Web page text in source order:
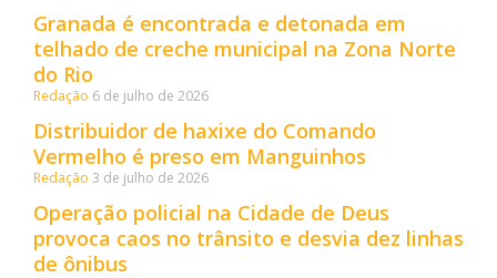
Granada é encontrada e detonada em
telhado de creche municipal na Zona Norte
do Rio
Redação 6 de julho de 2026
Distribuidor de haxixe do Comando
Vermelho é preso em Manguinhos
Redação 3 de julho de 2026
Operação policial na Cidade de Deus
provoca caos no trânsito e desvia dez linhas
de ônibus